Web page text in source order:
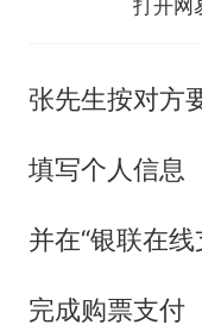
打开网
张先生按对方
填写个人信息
并在“银联在线
完成购票支付